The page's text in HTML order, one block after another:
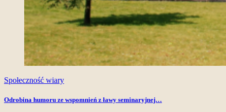
Społeczność wiary
Odrobina humoru ze wspomnień z ławy seminaryjnej…